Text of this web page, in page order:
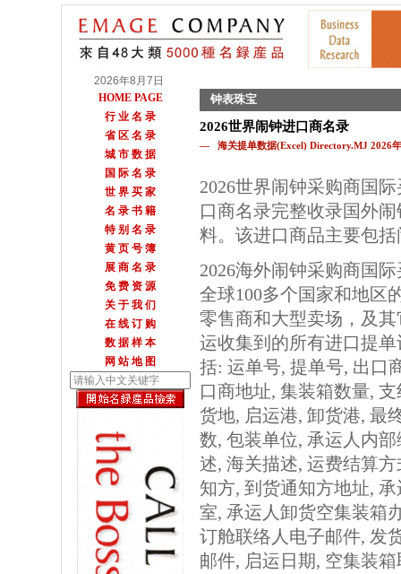
2026年8月7日
HOME PAGE
行 业 名 录
省 区 名 录
城 市 数 据
国 际 名 录
世 界 买 家
名 录 书 籍
特 别 名 录
黄 页 号 簿
展 商 名 录
免 费 资 源
关 于 我 们
在 线 订 购
数 据 样 本
网 站 地 图
钟表珠宝
2026世界闹钟进口商名录
— 海关提单数据(Excel) Directory.MJ 2026
2026世界闹钟采购商国
口商名录完整收录国外
料。该进口商品主要包
2026海外闹钟采购商国
全球100多个国家和地区
零售商和大型卖场，及
运收集到的所有进口提
括: 运单号, 提单号, 出口
口商地址, 集装箱数量,
货地, 启运港, 卸货港, 最
数, 包装单位, 承运人内
述, 海关描述, 运费结算
知方, 到货通知方地址,
室, 承运人卸货空集装箱
订舱联络人电子邮件, 发
邮件, 启运日期, 空集装